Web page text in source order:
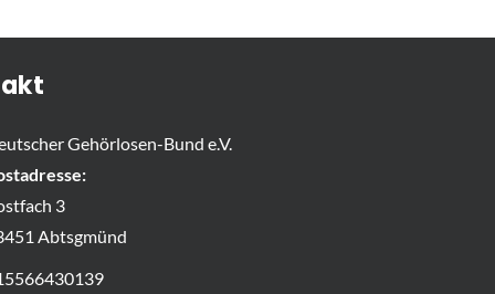
Gehörlosen-Bund e.V.
3
Abtsgmünd